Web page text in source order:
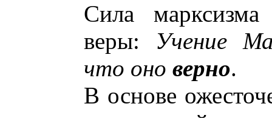
Сила
веры: Учение
что оно верно.
В основе